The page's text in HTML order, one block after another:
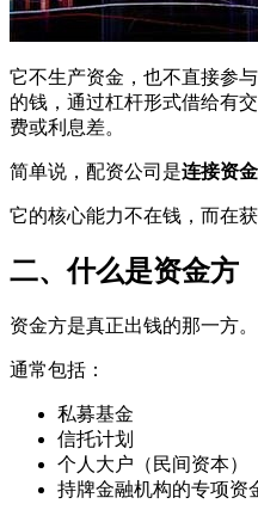
它不生产资金，也不直接参
的钱，通过杠杆形式借给有
费或利息差。
简单说，配资公司是连接资
它的核心能力不在钱，而在
二、什么是资金方
资金方是真正出钱的那一方。
通常包括：
私募基金
信托计划
个人大户（民间资本）
持牌金融机构的专项资